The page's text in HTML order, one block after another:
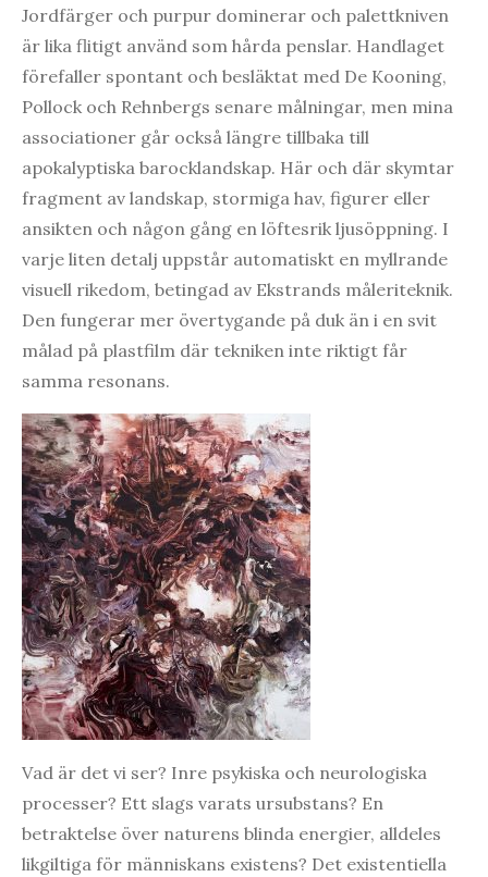
Jordfärger och purpur dominerar och palettkniven
är lika flitigt använd som hårda penslar. Handlaget
förefaller spontant och besläktat med De Kooning,
Pollock och Rehnbergs senare målningar, men mina
associationer går också längre tillbaka till
apokalyptiska barocklandskap. Här och där skymtar
fragment av landskap, stormiga hav, figurer eller
ansikten och någon gång en löftesrik ljusöppning. I
varje liten detalj uppstår automatiskt en myllrande
visuell rikedom, betingad av Ekstrands måleriteknik.
Den fungerar mer övertygande på duk än i en svit
målad på plastfilm där tekniken inte riktigt får
samma resonans.
Vad är det vi ser? Inre psykiska och neurologiska
processer? Ett slags varats ursubstans? En
betraktelse över naturens blinda energier, alldeles
likgiltiga för människans existens? Det existentiella